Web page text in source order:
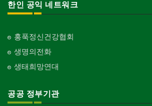
한인 공익 네트워크
홍푹정신건강협회
생명의전화
생태희망연대
공공 정부기관